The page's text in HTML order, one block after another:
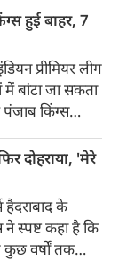
हुई बाहर, 7
प्रीमियर लीग
में बांटा जा सकता
किंग्स
करना पड़ा इसके
जरूर जीती
किस्मत
गई थी।
दोहराया, 'मेरे
हैदराबाद के
स्पष्ट कहा है कि
वर्षों तक